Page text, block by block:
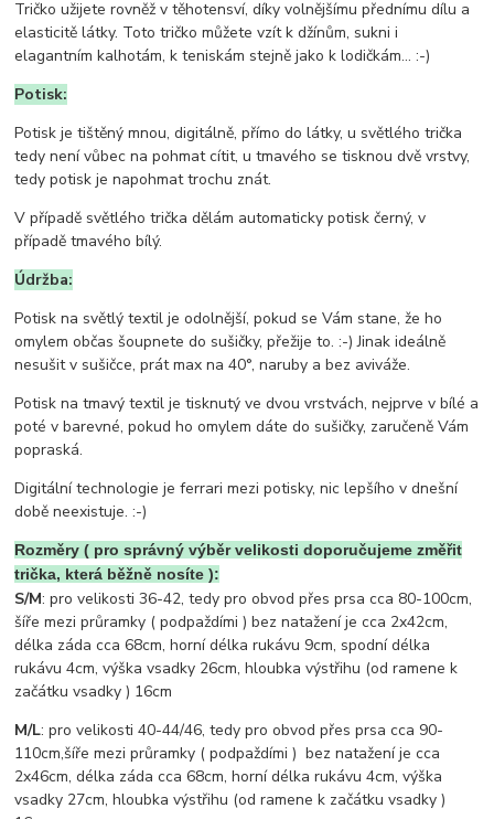
Tričko užijete rovněž v těhotensví, díky volnějšímu přednímu dílu a
elasticitě látky. Toto tričko můžete vzít k džínům, sukni i
elagantním kalhotám, k teniskám stejně jako k lodičkám... :-)
Potisk:
Potisk je tištěný mnou, digitálně, přímo do látky, u světlého trička
tedy není vůbec na pohmat cítit, u tmavého se tisknou dvě vrstvy,
tedy potisk je napohmat trochu znát.
V případě světlého trička dělám automaticky potisk černý, v
případě tmavého bílý.
Údržba:
Potisk na světlý textil je odolnější, pokud se Vám stane, že ho
omylem občas šoupnete do sušičky, přežije to. :-) Jinak ideálně
nesušit v sušičce, prát max na 40°, naruby a bez aviváže.
Potisk na tmavý textil je tisknutý ve dvou vrstvách, nejprve v bílé a
poté v barevné, pokud ho omylem dáte do sušičky, zaručeně Vám
popraská.
Digitální technologie je ferrari mezi potisky, nic lepšího v dnešní
době neexistuje. :-)
Rozměry ( pro správný výběr velikosti doporučujeme změřit
trička, která běžně nosíte ):
S/M: pro velikosti 36-42, tedy pro obvod přes prsa cca 80-100cm,
šíře mezi průramky ( podpaždími ) bez natažení je cca 2x42cm,
délka záda cca 68cm, horní délka rukávu 9cm, spodní délka
rukávu 4cm, výška vsadky 26cm, hloubka výstřihu (od ramene k
začátku vsadky ) 16cm
M/L: pro velikosti 40-44/46, tedy pro obvod přes prsa cca 90-
110cm,šíře mezi průramky ( podpaždími ) bez natažení je cca
2x46cm, délka záda cca 68cm, horní délka rukávu 4cm, výška
vsadky 27cm, hloubka výstřihu (od ramene k začátku vsadky )